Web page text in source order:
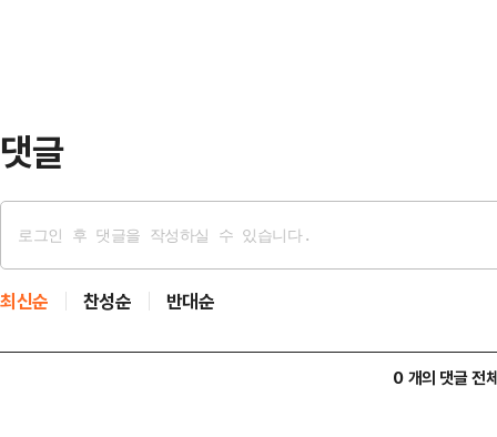
댓글
최신순 찬성순 반대순
0 개의 댓글 전